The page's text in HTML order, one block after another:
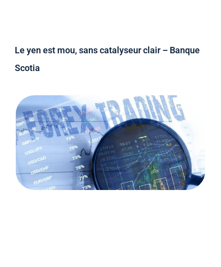
Le yen est mou, sans catalyseur clair – Banque
Scotia